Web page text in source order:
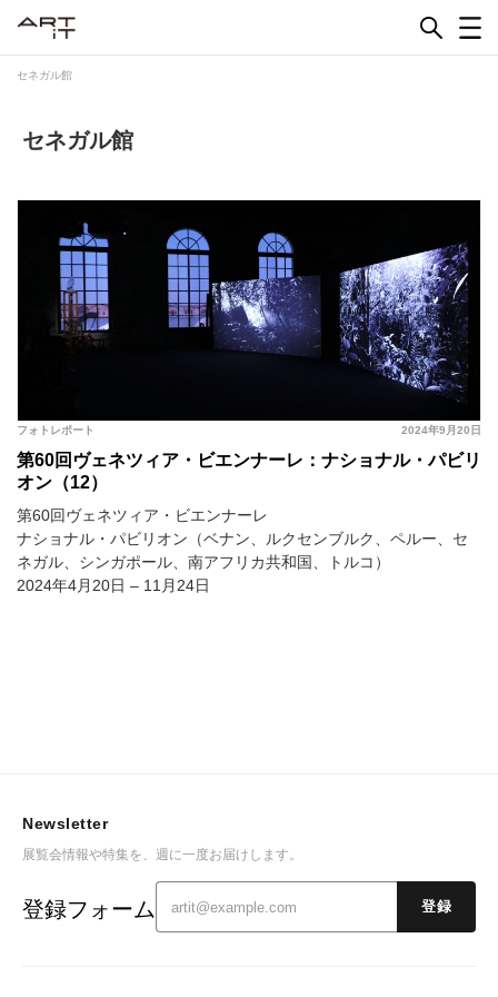
セネガル館
セネガル館
2024年9月20日
フォトレポート
第60回ヴェネツィア・ビエンナーレ：ナショナル・パビリ
オン（12）
第60回ヴェネツィア・ビエンナーレ
ナショナル・パビリオン（ベナン、ルクセンブルク、ペルー、セ
ネガル、シンガポール、南アフリカ共和国、トルコ）
2024年4月20日 – 11月24日
Newsletter
展覧会情報や特集を、週に一度お届けします。
登録フォーム 登録